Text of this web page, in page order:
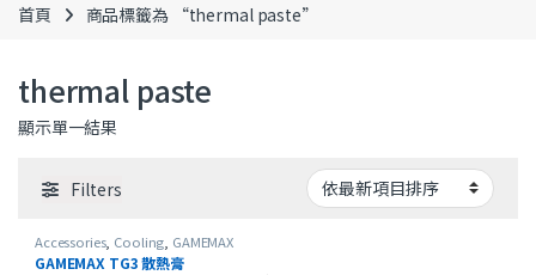
首頁 商品標籤為 “thermal paste”
thermal paste
顯示單一結果
Filters
Accessories, Cooling GAMEMAX
GAMEMAX TG3 散熱膏